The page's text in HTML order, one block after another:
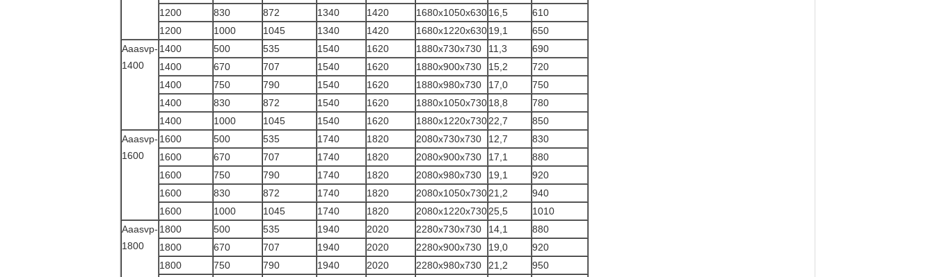
1200
830 872 1340 1420 1680x1050x63016,5
610
1200
1000 1045 1340 1420 1680x1220x63019,1
650
Aaasvp-
1400
1400 500 535 1540 1620 1880x730x730 11,3
690
1400
670 707 1540 1620 1880x900x730 15,2
720
1400
750 790 1540 1620 1880x980x730 17,0
750
1400
830 872 1540 1620 1880x1050x73018,8
780
1400
1000 1045 1540 1620 1880x1220x73022,7
850
Aaasvp-
1600
1600 500 535 1740 1820 2080x730x730 12,7
830
1600
670 707 1740 1820 2080x900x730 17,1
880
1600
750 790 1740 1820 2080x980x730 19,1
920
1600
830 872 1740 1820 2080x1050x73021,2
940
1600
1000 1045 1740 1820 2080x1220x73025,5
1010
Aaasvp-
1800
1800 500 535 1940 2020 2280x730x730 14,1
880
1800
670 707 1940 2020 2280x900x730 19,0
920
1800
750 790 1940 2020 2280x980x730 21,2
950